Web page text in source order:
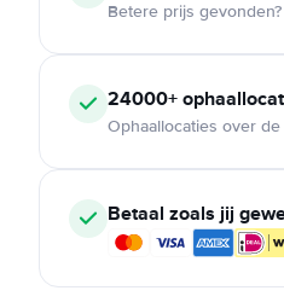
Betere prijs
24000+
Ophaallocaties over
Betaal zoals jij